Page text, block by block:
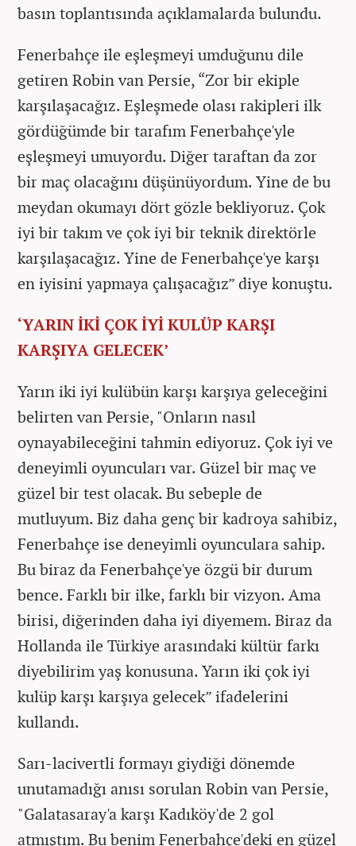
basın toplantısında açıklamalarda bulundu.
Fenerbahçe ile eşleşmeyi umduğunu dile
getiren Robin van Persie, “Zor bir ekiple
karşılaşacağız. Eşleşmede olası rakipleri ilk
gördüğümde bir tarafım Fenerbahçe'yle
eşleşmeyi umuyordu. Diğer taraftan da zor
bir maç olacağını düşünüyordum. Yine de bu
meydan okumayı dört gözle bekliyoruz. Çok
iyi bir takım ve çok iyi bir teknik direktörle
karşılaşacağız. Yine de Fenerbahçe'ye karşı
en iyisini yapmaya çalışacağız” diye konuştu.
‘YARIN İKİ ÇOK İYİ KULÜP KARŞI
KARŞIYA GELECEK’
Yarın iki iyi kulübün karşı karşıya geleceğini
belirten van Persie, "Onların nasıl
oynayabileceğini tahmin ediyoruz. Çok iyi ve
deneyimli oyuncuları var. Güzel bir maç ve
güzel bir test olacak. Bu sebeple de
mutluyum. Biz daha genç bir kadroya sahibiz,
Fenerbahçe ise deneyimli oyunculara sahip.
Bu biraz da Fenerbahçe'ye özgü bir durum
bence. Farklı bir ilke, farklı bir vizyon. Ama
birisi, diğerinden daha iyi diyemem. Biraz da
Hollanda ile Türkiye arasındaki kültür farkı
diyebilirim yaş konusuna. Yarın iki çok iyi
kulüp karşı karşıya gelecek” ifadelerini
kullandı.
Sarı-lacivertli formayı giydiği dönemde
unutamadığı anısı sorulan Robin van Persie,
"Galatasaray'a karşı Kadıköy'de 2 gol
atmıştım. Bu benim Fenerbahçe'deki en güzel